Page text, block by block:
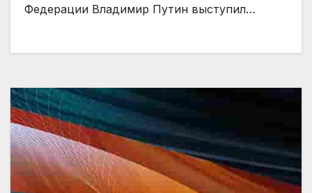
Федерации Владимир Путин выступил…